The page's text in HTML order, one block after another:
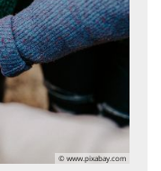
© www.pixabay.com